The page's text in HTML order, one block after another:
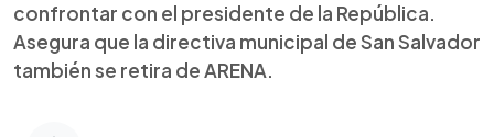
confrontar con el presidente de la República.
Asegura que la directiva municipal de San Salvador
también se retira de ARENA.